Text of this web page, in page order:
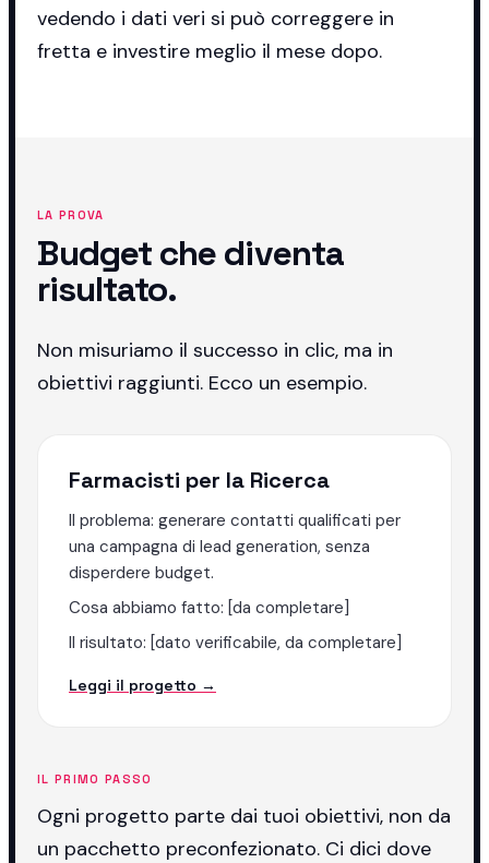
vedendo i dati veri si può correggere in
fretta e investire meglio il mese dopo.
LA PROVA
Budget che diventa
risultato.
Non misuriamo il successo in clic, ma in
obiettivi raggiunti. Ecco un esempio.
Farmacisti per la Ricerca
Il problema: generare contatti qualificati per
una campagna di lead generation, senza
disperdere budget.
Cosa abbiamo fatto: [da completare]
Il risultato: [dato verificabile, da completare]
Leggi il progetto →
IL PRIMO PASSO
Ogni progetto parte dai tuoi obiettivi, non da
un pacchetto preconfezionato. Ci dici dove